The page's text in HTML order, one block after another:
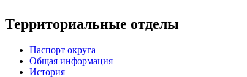
Территориальные отделы
Паспорт округа
Общая информация
История